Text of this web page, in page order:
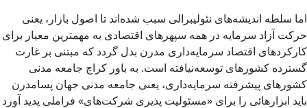
اما سلطه اندیشه‌های نئولیبرالی سبب شده‌اند تا اصول بازار، یعنی
حرکت آزاد سرمایه در همه سپهرهای اقتصادی به مهمترین معیار برای
کارکردهای اقتصاد سرمایه‌داری مدرن بدل گردد که مبتنی بر غارت
گسترده کشورهای توسعه‌نیافته است. به باور کراچ جامعه مدنی
کشورهای پیشرفته سرمایه‌داری، یعنی جامعه مدنی جهان پسامدرن
باید ابزارهائی را برای «مسئولیت پذیری شرکت‌های» فراملی پدید آورد